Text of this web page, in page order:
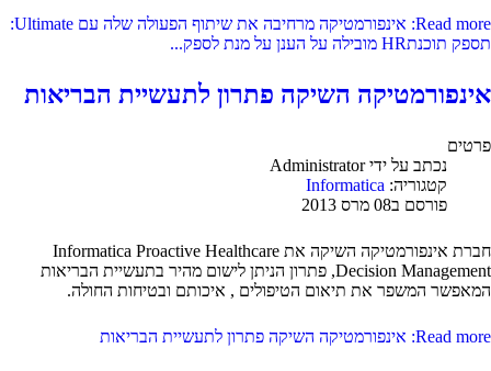
Read more: אינפורמטיקה מרחיבה את שיתוף הפעולה שלה עם Ultimate:
תספק תוכנתHR מובילה על הענן על מנת לספק...
אינפורמטיקה השיקה פתרון לתעשיית הבריאות
פרטים
נכתב על ידיAdministrator
קטגוריה: Informatica
פורסם ב08 מרס 2013
חברת אינפורמטיקה השיקה את Informatica Proactive Healthcare
Decision Management, פתרון הניתן לישום מהיר בתעשיית הבריאות
המאפשר המשפר את תיאום הטיפולים , איכותם ובטיחות החולה.
Read more: אינפורמטיקה השיקה פתרון לתעשיית הבריאות